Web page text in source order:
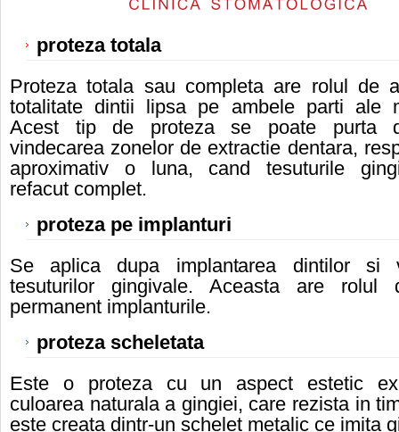
proteza totala
Proteza totala sau completa are rolul de
totalitate dintii lipsa pe ambele parti ale
Acest tip de proteza se poate purta
vindecarea zonelor de extractie dentara,
aproximativ o luna, cand tesuturile
refacut complet.
proteza pe implanturi
Se aplica dupa implantarea dintilor si
tesuturilor gingivale. Aceasta are
permanent implanturile.
proteza scheletata
Este o proteza cu un aspect estetic
culoarea naturala a gingiei, care rezista in
este creata dintr-un schelet metalic ce imita